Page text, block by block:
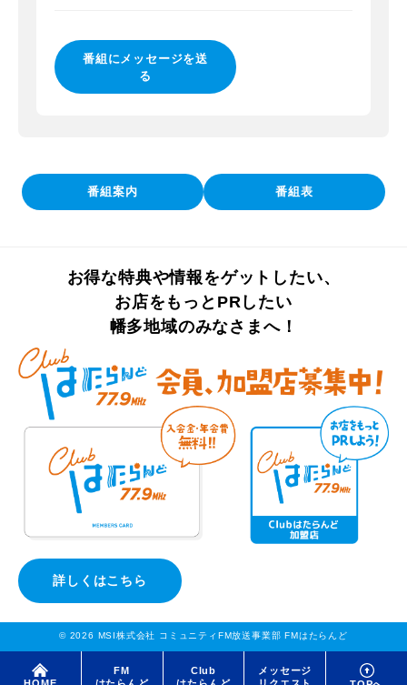
番組にメッセージを送
る
番組案内 番組表
お得な特典や情報をゲットしたい、
お店をもっとPRしたい
幡多地域のみなさまへ！
詳しくはこちら
© 2026 MSI株式会社 コミュニティFM放送事業部 FMはたらんど
FM
はたらんど
Club
はたらんど
メッセージ
リクエスト